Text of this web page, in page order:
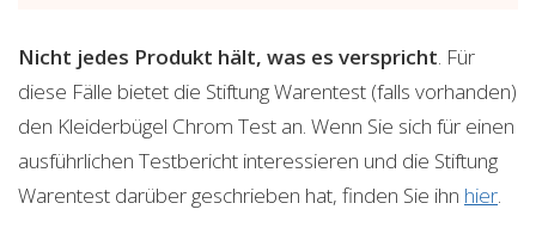
Nicht jedes Produkt hält, was es verspricht. Für
diese Fälle bietet die Stiftung Warentest (falls vorhanden)
den Kleiderbügel Chrom Test an. Wenn Sie sich für einen
ausführlichen Testbericht interessieren und die Stiftung
Warentest darüber geschrieben hat, finden Sie ihn hier.